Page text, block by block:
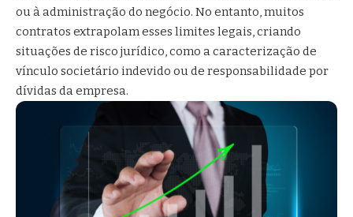
ou à administração do negócio. No entanto, muitos
contratos extrapolam esses limites legais, criando
situações de risco jurídico, como a caracterização de
vínculo societário indevido ou de responsabilidade por
dívidas da empresa.